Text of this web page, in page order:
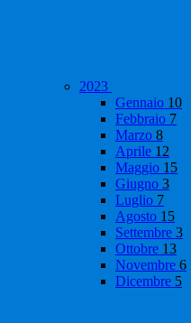
2023
Gennaio 10
Febbraio 7
Marzo 8
Aprile 12
Maggio 15
Giugno 3
Luglio 7
Agosto 15
Settembre 3
Ottobre 13
Novembre 6
Dicembre 5